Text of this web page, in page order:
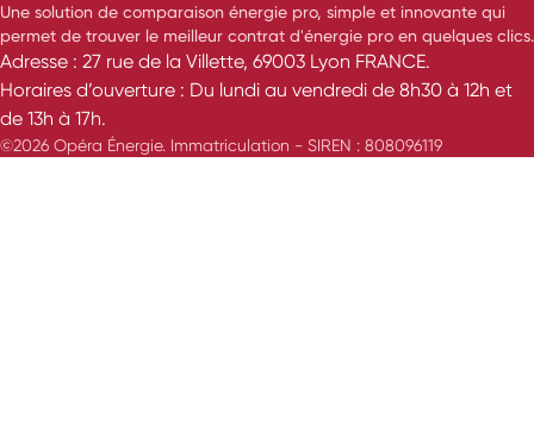
Une solution de comparaison énergie pro, simple et innovante qui
permet de trouver le meilleur contrat d'énergie pro en quelques clics.
Adresse : 27 rue de la Villette, 69003 Lyon FRANCE.
Horaires d’ouverture : Du lundi au vendredi de 8h30 à 12h et
de 13h à 17h.
©2026 Opéra Énergie. Immatriculation - SIREN : 808096119